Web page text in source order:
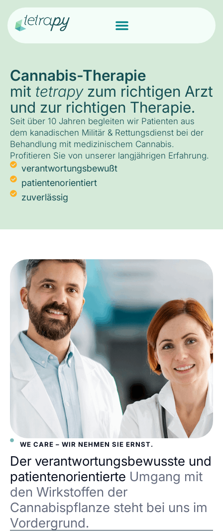
Cannabis-Therapie
mit tetrapyzum richtigen Arzt
und zur richtigen Therapie.
Seit über 10 Jahren begleiten wir Patienten aus
dem kanadischen Militär & Rettungsdienst bei der
Behandlung mit medizinischem Cannabis.
Profitieren Sie von unserer langjährigen Erfahrung.
verantwortungsbewußt
patientenorientiert
zuverlässig
WE CARE – WIR NEHMEN SIE ERNST.
Der verantwortungsbewusste und
patientenorientierte Umgang mit
den Wirkstoffen der
Cannabispflanze steht bei uns im
Vordergrund.